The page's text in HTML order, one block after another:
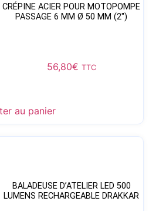
CRÉPINE ACIER POUR MOTOPOMPE
PASSAGE 6 MM Ø 50 MM (2″)
56,80€ TTC
au panier
BALADEUSE D’ATELIER LED 500
LUMENS RECHARGEABLE DRAKKAR